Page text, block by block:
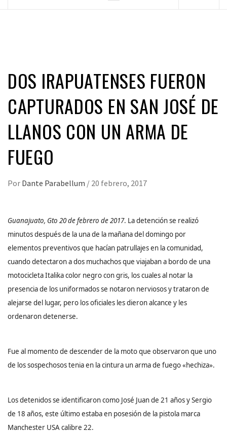
DOS IRAPUATENSES FUERON
CAPTURADOS EN SAN JOSÉ DE
LLANOS CON UN ARMA DE
FUEGO
Por Dante Parabellum / 20 febrero, 2017
Guanajuato, Gto 20 de febrero de 2017. La detención se realizó
minutos después de la una de la mañana del domingo por
elementos preventivos que hacían patrullajes en la comunidad,
cuando detectaron a dos muchachos que viajaban a bordo de una
motocicleta Italika color negro con gris, los cuales al notar la
presencia de los uniformados se notaron nerviosos y trataron de
alejarse del lugar, pero los oficiales les dieron alcance y les
ordenaron detenerse.
Fue al momento de descender de la moto que observaron que uno
de los sospechosos tenia en la cintura un arma de fuego «hechiza».
Los detenidos se identificaron como José Juan de 21 años y Sergio
de 18 años, este último estaba en posesión de la pistola marca
Manchester USA calibre 22.